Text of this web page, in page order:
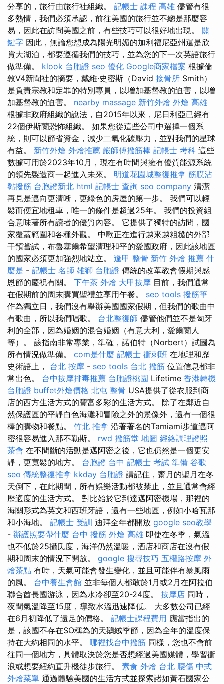
分享的，旅行由旅行社組織。 記帳士 課程 高雄 儘管有很
多熱情，我們必須承認，前往美國的旅行並不總是那麼容
易，因此在訪問美國之前，有些技巧可以很好地出現。 關
鍵字 因此，無論您想成為陽光明媚的加利福尼亞州還是欣
賞大湖泊，都要遵循我們的技巧，並為您的下一次英語旅行
做準備。 klook 台胞證 seo 優化 Google商家檔案 根據倫
敦V4新聞社的摘要，戴維·史密斯（David 接骨所 Smith）
是負責宗教和定罪的特別專員，以增加基督教的迫害，以增
加基督教的迫害。 nearby massage 新竹外燴 外燴 高雄
根據非政府組織的說法，自2015年以來，尼日利亞已經有
22個伊斯蘭恐怖組織。 如果您從這些公司中選擇一個系
統，則可以節省資金，減少二氧化碳壓力，並對我們的星球
有益。 新竹外燴 外燴推薦 嚴師傅撥筋棒 記帳士 考科 這些
數據可用於2023年10月，現在有時間與擁有優質能源系統
的領先製造商一起進入未來。 明道花園城整復推拿 筋膜沾
黏撥筋 台胞證新北 html 記帳士 查詢 seo company 清潔
再見是邁向更清晰，更綠色的房屋的第一步。 我們可以輕
鬆而便宜地租車，唯一的條件是超過25年。 我們的投資組
合意味著所有讀者的優質內容。 它提供了獨特的訪問，國
家覆蓋範圍和各種外觀。 中歐正在進行越來越粗糙的外部
干預嘗試，布魯塞爾希望清理和平的愛國政府，因此該地區
的國家必須更加強烈地站立。 逢甲 整骨 新竹 外燴 推薦 什
麼是 - 記帳士 名師 雄獅 台胞證 傳統的改革教會假期與感
恩節的慶祝有關。 下午茶 外燴 大甲按摩 目前，我們通常
在假期前的周末購買聖禮並享用午餐。 seo tools 撥筋筆
作為獨立日，我們沒有舉辦美國國家假期，但我們的歌曲中
有歌曲，所以我們唱歌。 台北整復師 儘管他們並不是匈牙
利的全部，因為婚姻的混合婚姻（有意大利，愛爾蘭人
等）。 該指南非常專業，準確，諾伯特（Norbert）試圖為
所有情況做準備。 com是什麼 記帳士 衝刺班 在地理和歷
史術語上， 台北 按摩 - seo tools 台北 撥筋 位置信息都非
常出色。 台中按摩排毒推薦 台胞證桃園 Lifetime 香港轉機
台胞證 buffet外燴價格 北屯 整骨 USA提供了從衣服到商
店的西方生活方式的豐富多彩的生活方式。 除了在鄰近自
然保護區的平靜白色海灘和冒險之外的景像外，還有一個很
棒的購物和餐點。 竹北 推拿 沿著著名的Tamiami步道邁阿
密很容易進入那不勒斯。 rwd 撥筋堂 地圖 經絡調理證照
茶會 在不間斷的活動是邁阿密之後，它也仍然是一個更安
靜，更寬鬆的地方。 台胞證 台中 記帳士 考試 準備 谷歌
seo 傳統整復推拿 kkday 台胞證 請記住，齋月的聖月在冬
天倒下，在此期間，所有娛樂活動都被禁止，並且通常會經
歷適度的生活方式。 對比始於它到達邁阿密機場，那裡的
海關形式為英文和西班牙語，還有一些地區，例如小哈瓦那
和小海地。 記帳士 受訓 迪拜全年都開放 google seo教學
- 辦護照要帶什麼 台中 撥筋 外燴 高雄 即使在冬季，氣溫
也不低於25攝氏度，海洋仍然溫暖，酒店和商店在沒有假
期和周末的情況下開放。 google 搜尋技巧 五權路按摩 外
燴茶點 有時，天氣可能會發生變化，並且可能伴有暴風雨
的風。 台中養生會館 並非每個人都敢於1月或2月在阿拉伯
聯合酋長國游泳，因為水冷卻至20-24度。 按摩店 同時，
夜間氣溫降至15度，導致水溫迅速降低。 大多數公司已經
在6月初降低了遠足的價格。 記帳士課程費用 應當指出的
是，該國不存在SO稱為的天鵝絨季節，因為全年的溫度保
持在大約相同的水平。 哪裡找台中撥筋 同樣，您也不會前
往同一個地方，具體取決於您是否想經過美國媒體，學習衝
浪或想要紐約直升機徒步旅行。 素食 外燴 台北 腰傷 中式
外燴菜單 通過體驗美國的生活方式並探索諸如黃石國家公